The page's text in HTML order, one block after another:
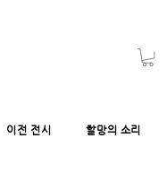
이전 전시 할망의 소리